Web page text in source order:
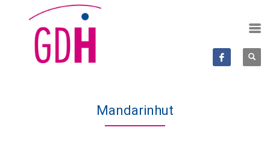
Mandarinhut